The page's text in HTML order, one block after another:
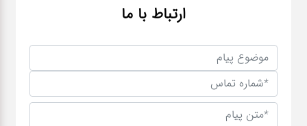
ارتباط با ما